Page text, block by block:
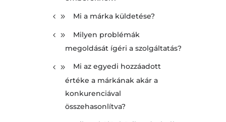
Mi a márka küldetése?
Milyen problémák
megoldását ígéri a szolgáltatás?
Mi az egyedi hozzáadott
értéke a márkának akár a
konkurenciával
összehasonlítva?